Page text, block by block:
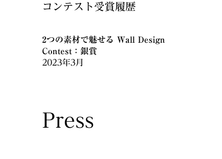
コンテスト受賞履歴
2つの素材で魅せる Wall Design
Contest：銀賞
2023年3月
Press